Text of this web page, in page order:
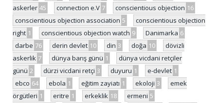
askerler 45 connection e.V 7 conscientious objection 16
conscientious objection association 5
conscientious objection
right 1 conscientious objection watch 9 Danimarka 6
darbe 76 derin devlet 10 din 3 doğa 10
dövizli
askerlik 7 dünya barış günü 1
dünya vicdani retçiler
günü 2 dürzi vicdani retçi 3 duyuru 1 e-devlet 1
ebco 64 ebola 1 eğitim zayiatı 1 ekoloji 3
emek
örgütleri 1 eritre 1 erkeklik 18 ermeni 5